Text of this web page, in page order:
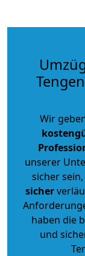
Wir
unserer
sicher
sicher
haben die
und